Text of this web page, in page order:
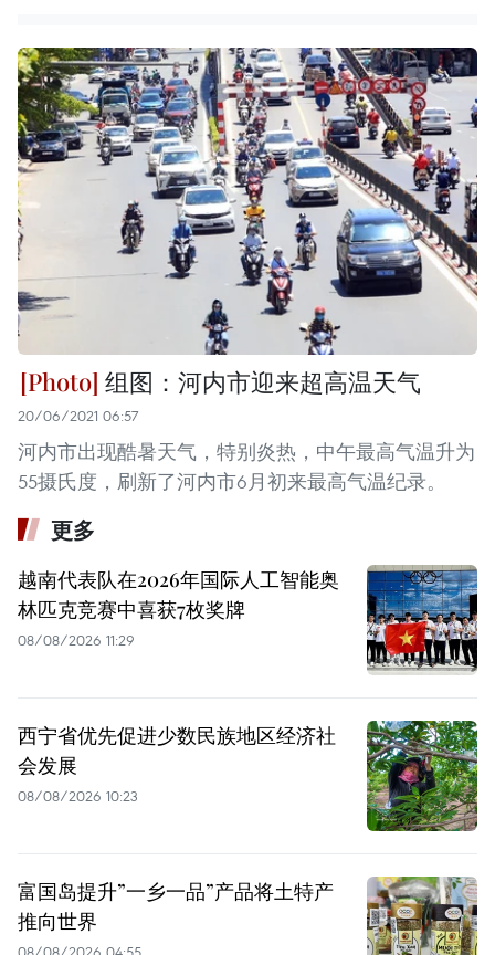
组图：河内市迎来超高温天气
20/06/2021 06:57
河内市出现酷暑天气，特别炎热，中午最高气温升为
55摄氏度，刷新了河内市6月初来最高气温纪录。
更多
越南代表队在2026年国际人工智能奥
林匹克竞赛中喜获7枚奖牌
08/08/2026 11:29
西宁省优先促进少数民族地区经济社
会发展
08/08/2026 10:23
富国岛提升”一乡一品”产品将土特产
推向世界